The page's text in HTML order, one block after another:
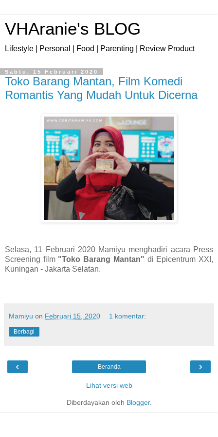
VHAranie's BLOG
Lifestyle | Personal | Food | Parenting | Review Product
Sabtu, 15 Februari 2020
Toko Barang Mantan, Film Komedi
Romantis Yang Mudah Untuk Dicerna
Selasa, 11 Februari 2020 Mamiyu menghadiri acara Press
Screening film "Toko Barang Mantan" di Epicentrum XXI,
Kuningan - Jakarta Selatan.
Mamiyu on Februari 15, 2020 1 komentar:
Berbagi
‹ ›
Beranda
Lihat versi web
Diberdayakan oleh Blogger.